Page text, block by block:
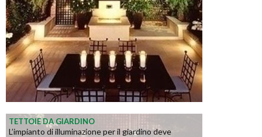
TETTOIE DA GIARDINO
L’impianto di illuminazione per il giardino deve